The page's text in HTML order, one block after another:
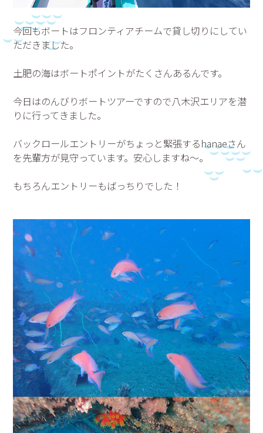
今回もボートはフロンティアチームで貸し切りにしてい
ただきました。
土肥の海はボートポイントがたくさんあるんです。
今日はのんびりボートツアーですので八木沢エリアを潜
りに行ってきました。
バックロールエントリーがちょっと緊張するhanaeさん
を先輩方が見守っています。安心しますね～。
もちろんエントリーもばっちりでした！